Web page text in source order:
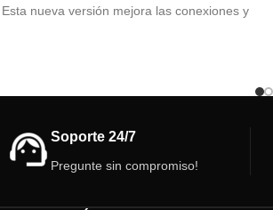
Esta nueva versión mejora las conexiones y
resistencia.
Características del hormiguero:
Depósito:20 ml (nuevo sistema)
Soporte 24/7
Pregunte sin compromiso!